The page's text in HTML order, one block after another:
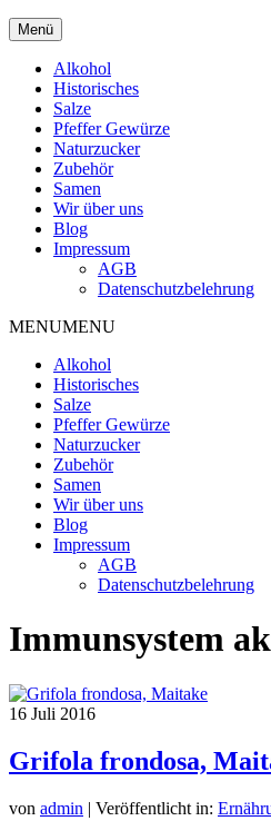
Menü
Alkohol
Historisches
Salze
Pfeffer Gewürze
Naturzucker
Zubehör
Samen
Wir über uns
Blog
Impressum
AGB
Datenschutzbelehrung
MENUMENU
Alkohol
Historisches
Salze
Pfeffer Gewürze
Naturzucker
Zubehör
Samen
Wir über uns
Blog
Impressum
AGB
Datenschutzbelehrung
Immunsystem
16 Juli 2016
Grifola frondosa,
von admin | Veröffentlicht in: